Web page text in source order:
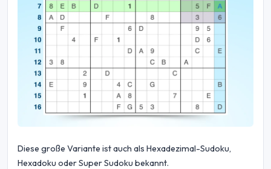
Diese große Variante ist auch als Hexadezimal-Sudoku,
Hexadoku oder Super Sudoku bekannt.